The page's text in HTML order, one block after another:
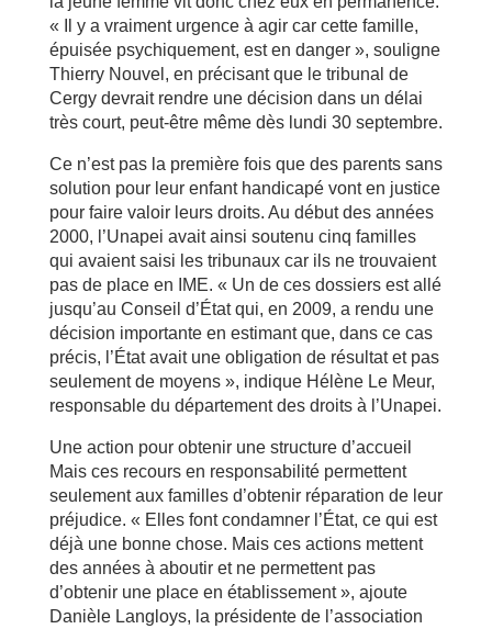
« Il y a vraiment urgence à agir car cette famille,
épuisée psychiquement, est en danger », souligne
Thierry Nouvel, en précisant que le tribunal de
Cergy devrait rendre une décision dans un délai
très court, peut-être même dès lundi 30 septembre.
Ce n’est pas la première fois que des parents sans
solution pour leur enfant handicapé vont en justice
pour faire valoir leurs droits. Au début des années
2000, l’Unapei avait ainsi soutenu cinq familles
qui avaient saisi les tribunaux car ils ne trouvaient
pas de place en IME. « Un de ces dossiers est allé
jusqu’au Conseil d’État qui, en 2009, a rendu une
décision importante en estimant que, dans ce cas
précis, l’État avait une obligation de résultat et pas
seulement de moyens », indique Hélène Le Meur,
responsable du département des droits à l’Unapei.
Une action pour obtenir une structure d’accueil
Mais ces recours en responsabilité permettent
seulement aux familles d’obtenir réparation de leur
préjudice. « Elles font condamner l’État, ce qui est
déjà une bonne chose. Mais ces actions mettent
des années à aboutir et ne permettent pas
d’obtenir une place en établissement », ajoute
Danièle Langloys, la présidente de l’association